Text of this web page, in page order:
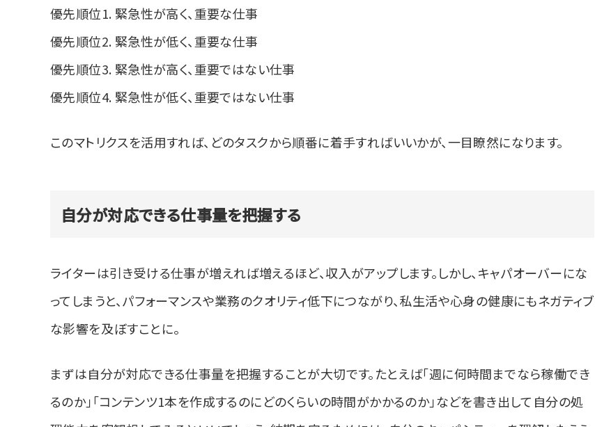
優先順位1. 緊急性が高く、重要な仕事
優先順位2. 緊急性が低く、重要な仕事
優先順位3. 緊急性が高く、重要ではない仕事
優先順位4. 緊急性が低く、重要ではない仕事
このマトリクスを活用すれば、どのタスクから順番に着手すればいいかが、一目瞭然になります。
自分が対応できる仕事量を把握する
ライターは引き受ける仕事が増えれば増えるほど、収入がアップします。しかし、キャパオーバーにな
ってしまうと、パフォーマンスや業務のクオリティ低下につながり、私生活や心身の健康にもネガティブ
な影響を及ぼすことに。
まずは自分が対応できる仕事量を把握することが大切です。たとえば「週に何時間までなら稼働でき
るのか」「コンテンツ1本を作成するのにどのくらいの時間がかかるのか」などを書き出して自分の処